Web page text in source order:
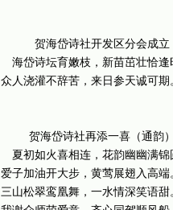
贺海岱诗社开发区分会成立
海岱诗坛育嫩枝，新苗茁壮恰逢
众人浇灌不辞苦，来日参天诚可期
贺海岱诗社再添一喜（通韵
夏初如火喜相连，花韵幽幽满锦
爱子加油开大步，黄莺展翅入高端
三山松翠鸾凰舞，一水情深笑语甜